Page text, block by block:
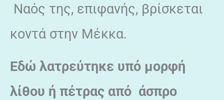
Ναός της, επιφανής, βρίσκεται
κοντά στην Μέκκα.
Εδώ λατρεύτηκε υπό μορφή
λίθου ή πέτρας από άσπρο